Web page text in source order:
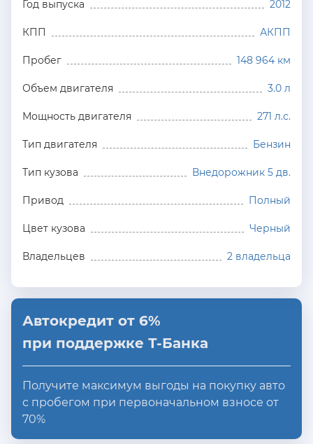
Год выпуска 2012
КПП АКПП
Пробег 148 964 км
Объем двигателя 3.0 л
Мощность двигателя 271 л.с.
Тип двигателя Бензин
Тип кузова Внедорожник 5 дв.
Привод Полный
Цвет кузова Черный
Владельцев 2 владельца
Автокредит от 6%
при поддержке Т-Банка
Получите максимум выгоды на покупку авто
с пробегом при первоначальном взносе от
70%